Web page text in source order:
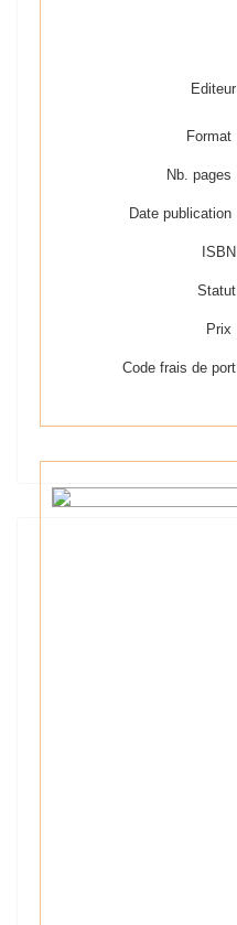
Editeur
Format
Nb. pages
Date publication
ISBN
Statut
Prix
Code frais de port